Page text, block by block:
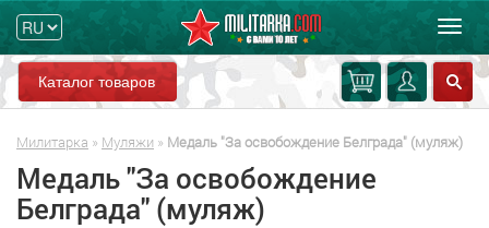
Каталог товаров
Милитарка » Муляжи » Медаль "За освобождение Белграда" (муляж)
Медаль "За освобождение
Белграда" (муляж)